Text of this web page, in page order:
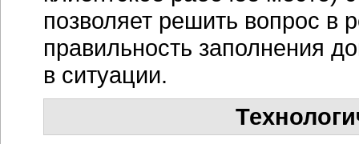
позволяет решить вопрос в
правильность заполнения
в ситуации.